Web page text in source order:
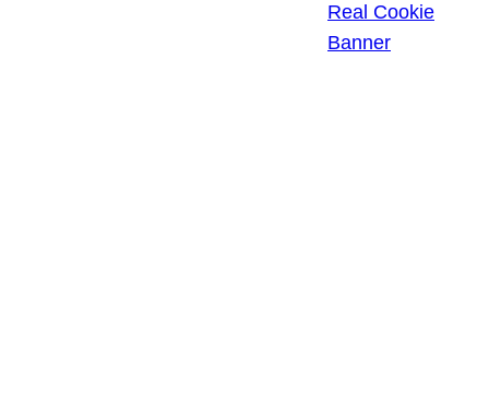
Real Cookie
Banner